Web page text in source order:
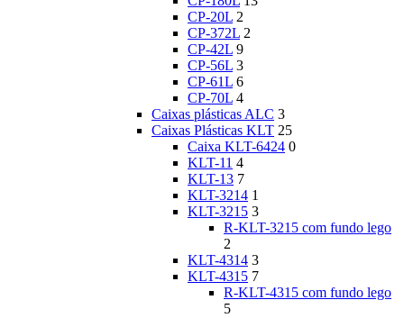
CP-20L 2
CP-372L 2
CP-42L 9
CP-56L 3
CP-61L 6
CP-70L 4
Caixas plásticas ALC 3
Caixas Plásticas KLT 25
Caixa KLT-6424 0
KLT-11 4
KLT-13 7
KLT-3214 1
KLT-3215 3
R-KLT-3215 com fundo lego
2
KLT-4314 3
KLT-4315 7
R-KLT-4315 com fundo lego
5